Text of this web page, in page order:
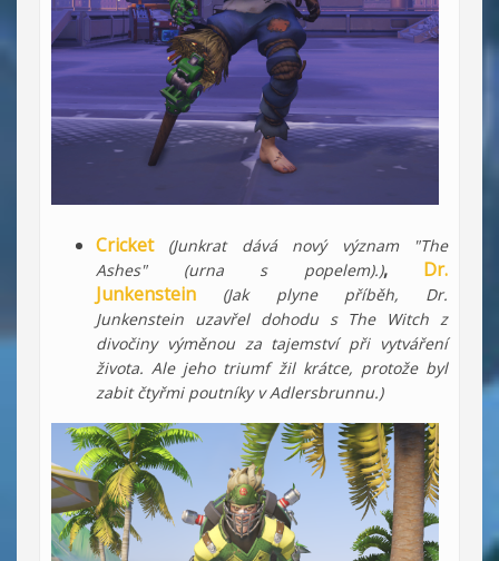
Cricket
(Junkrat dává nový význam "The
Ashes" (urna s popelem).),Dr.
Junkenstein
(Jak plyne příběh, Dr.
Junkenstein uzavřel dohodu s The Witch z
divočiny výměnou za tajemství při vytváření
života. Ale jeho triumf žil krátce, protože byl
zabit čtyřmi poutníky v Adlersbrunnu.)